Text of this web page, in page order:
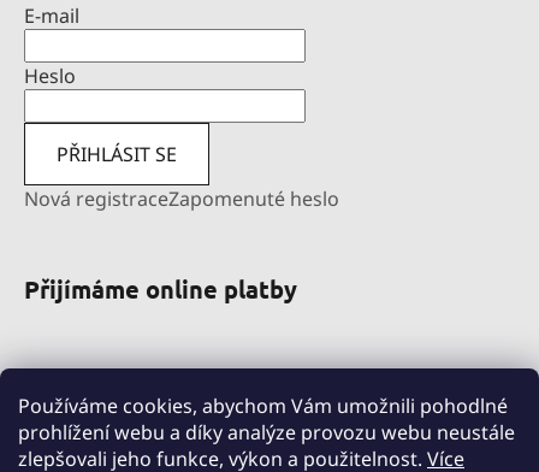
Používáme cookies, abychom Vám umožnili pohodlné
prohlížení webu a díky analýze provozu webu neustále
zlepšovali jeho funkce, výkon a použitelnost. Více
E-mail
Heslo
PŘIHLÁSIT SE
Nová registraceZapomenuté heslo
Přijímáme online platby